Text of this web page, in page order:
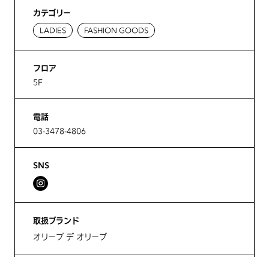
カテゴリー
LADIES FASHION GOODS
フロア
5F
電話
03-3478-4806
SNS
取扱ブランド
オリーブ デ オリーブ